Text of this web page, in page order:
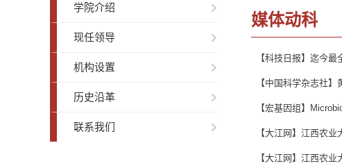
学院介绍
现任领导
机构设置
历史沿革
联系我们
媒体动科
【科技日报】迄今
【中国科学杂志社
【宏基因组】
【大江网】江西农
【大江网】江西农